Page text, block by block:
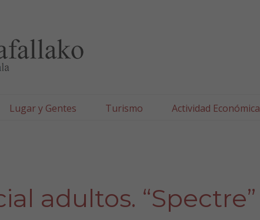
Lugar y Gentes Turismo Actividad Económica
adultos. “Spectre”